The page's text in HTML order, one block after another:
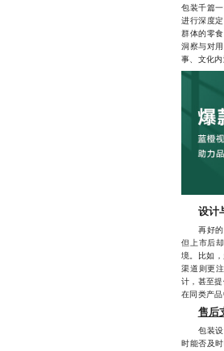
包装千篇
进行深度
群体的零
洞察与对
事、文化
设计
再好的设
但上市后
境。比如
渠道则更
计，甚至
在同类产品
售后
包装设计
时能否及